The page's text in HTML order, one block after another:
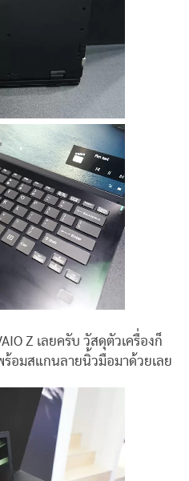
Z เลยครับ วัสดุตัวเครื่องก็
ร้อมสแกนลายนิ้วมือมาด้วยเลย